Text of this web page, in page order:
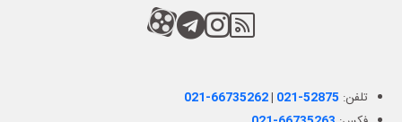
RSS
کانال آپارات
کانال تلگرام
کانال آپارات
تلفن: 021-66735262| 021-52875